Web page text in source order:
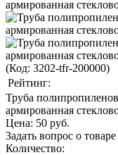
(Код: 3202-tfr-200000)
Рейтинг:
Труба
армированная
Цена: 50 руб.
Задать вопрос о товаре
Количество: